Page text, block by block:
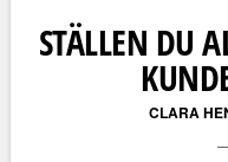
STÄLLEN DU
CLARA